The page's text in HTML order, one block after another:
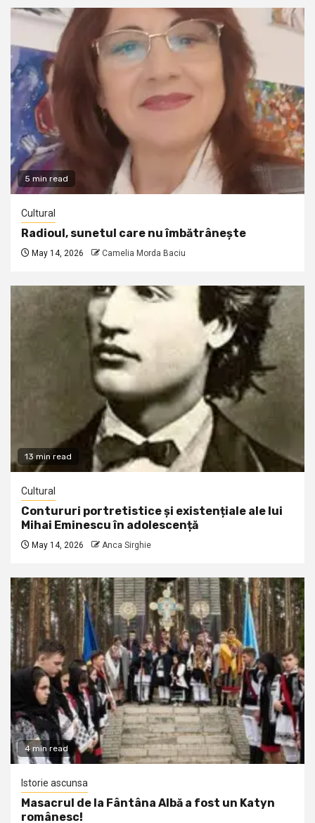
5 min read
Cultural
Radioul, sunetul care nu îmbătrânește
May 14, 2026 Camelia Morda Baciu
13 min read
Cultural
Contururi portretistice și existențiale ale lui
Mihai Eminescu în adolescență
May 14, 2026 Anca Sirghie
4 min read
Istorie ascunsa
Masacrul de la Fântâna Albă a fost un Katyn
românesc!